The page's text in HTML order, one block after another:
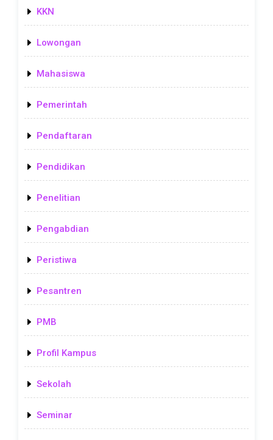
KKN
Lowongan
Mahasiswa
Pemerintah
Pendaftaran
Pendidikan
Penelitian
Pengabdian
Peristiwa
Pesantren
PMB
Profil Kampus
Sekolah
Seminar